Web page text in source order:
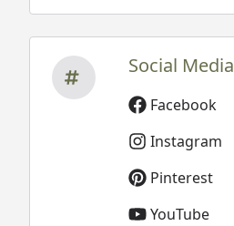
Social Media
Facebook
Instagram
Pinterest
YouTube